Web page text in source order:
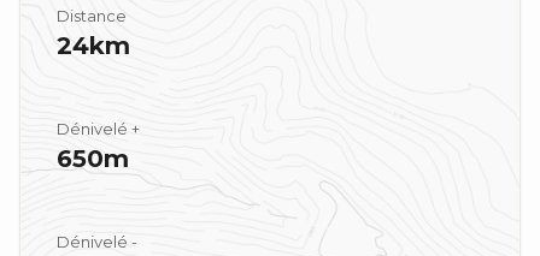
Distance
24km
Dénivelé +
650m
Dénivelé -